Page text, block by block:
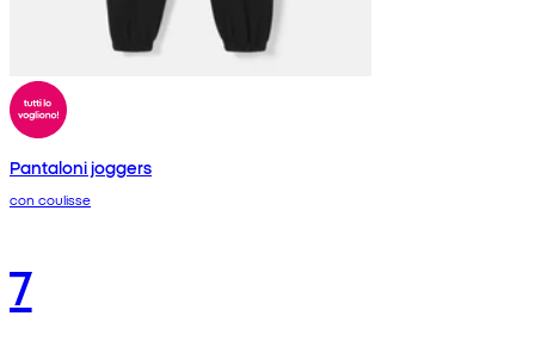
Pantaloni joggers
con coulisse
7